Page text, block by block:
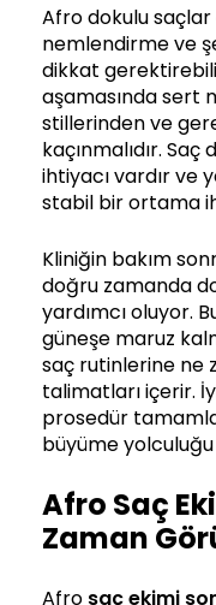
Afro dokulu
nemlendirme ve
dikkat
aşamasında sert
stillerinden ve
kaçınmalıdır.
ihtiyacı vardır ve
stabil bir ortama
Kliniğin bakım
doğru zamanda
yardımcı oluyor.
güneşe maruz
saç rutinlerine ne
talimatları içerir.
prosedür
büyüme
Afro Saç
Zaman
Afro saç ekimi